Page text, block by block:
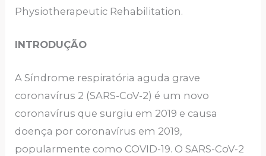
Physiotherapeutic Rehabilitation.
INTRODUÇÃO
A Síndrome respiratória aguda grave
coronavírus 2 (SARS-CoV-2) é um novo
coronavírus que surgiu em 2019 e causa
doença por coronavírus em 2019,
popularmente como COVID-19. O SARS-CoV-2